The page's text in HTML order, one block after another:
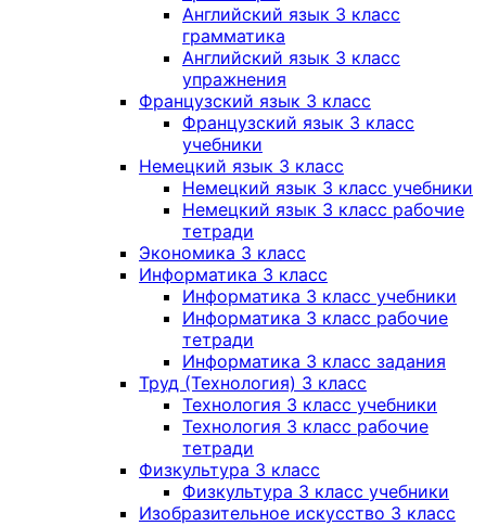
Английский язык 3 класс
грамматика
Английский язык 3 класс
упражнения
Французский язык 3 класс
Французский язык 3 класс
учебники
Немецкий язык 3 класс
Немецкий язык 3 класс учебники
Немецкий язык 3 класс рабочие
тетради
Экономика 3 класс
Информатика 3 класс
Информатика 3 класс учебники
Информатика 3 класс рабочие
тетради
Информатика 3 класс задания
Труд (Технология) 3 класс
Технология 3 класс учебники
Технология 3 класс рабочие
тетради
Физкультура 3 класс
Физкультура 3 класс учебники
Изобразительное искусство 3 класс